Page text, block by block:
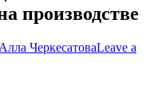
производстве
Алла ЧеркесатоваLeave a